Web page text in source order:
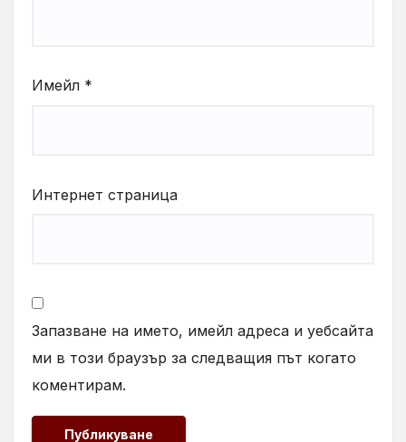
Имейл *
Интернет страница
Запазване на името, имейл адреса и уебсайта
ми в този браузър за следващия път когато
коментирам.